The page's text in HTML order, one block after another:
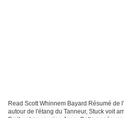
Read Scott Whinnem Bayard Résumé de
autour de l'étang du Tanneur, Stuck voit